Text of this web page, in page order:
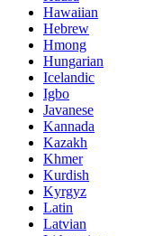
Hawaiian
Hebrew
Hmong
Hungarian
Icelandic
Igbo
Javanese
Kannada
Kazakh
Khmer
Kurdish
Kyrgyz
Latin
Latvian